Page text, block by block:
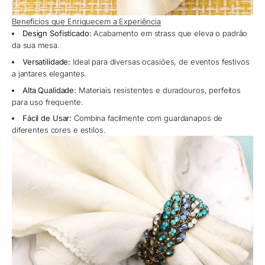
Benefícios que Enriquecem a Experiência
Design Sofisticado: Acabamento em strass que eleva o padrão
da sua mesa.
Versatilidade: Ideal para diversas ocasiões, de eventos festivos
a jantares elegantes.
Alta Qualidade: Materiais resistentes e duradouros, perfeitos
para uso frequente.
Fácil de Usar: Combina facilmente com guardanapos de
diferentes cores e estilos.